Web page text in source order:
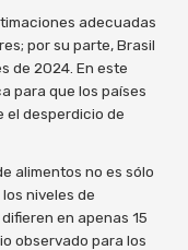
adecuadas
por su parte, Brasil
de 2024. En este
para que los países
el desperdicio de
alimentos no es sólo
niveles de
en apenas 15
observado para los